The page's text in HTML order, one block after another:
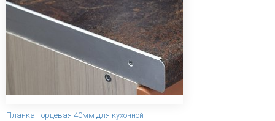
Планка торцевая 40мм для кухонной